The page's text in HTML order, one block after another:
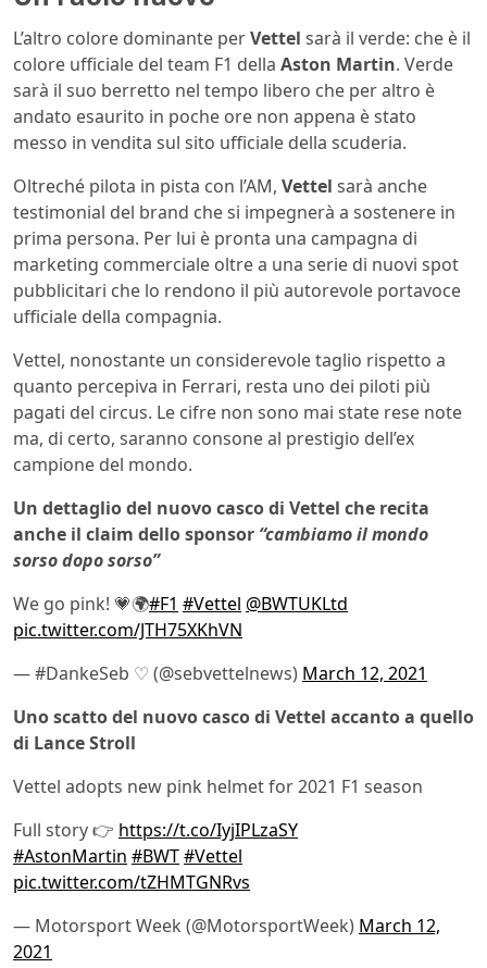
L’altro colore dominante perVettel sarà il verde: che è il
colore ufficiale del team F1 della Aston Martin. Verde
sarà il suo berretto nel tempo libero che per altro è
andato esaurito in poche ore non appena è stato
messo in vendita sul sito ufficiale della scuderia.
Oltreché pilota in pista con l’AM, Vettel sarà anche
testimonial del brand che si impegnerà a sostenere in
prima persona. Per lui è pronta una campagna di
marketing commerciale oltre a una serie di nuovi spot
pubblicitari che lo rendono il più autorevole portavoce
ufficiale della compagnia.
Vettel, nonostante un considerevole taglio rispetto a
quanto percepiva in Ferrari, resta uno dei piloti più
pagati del circus. Le cifre non sono mai state rese note
ma, di certo, saranno consone al prestigio dell’ex
campione del mondo.
Un dettaglio del nuovo casco di Vettel che recita
anche il claim dello sponsor “cambiamo il mondo
sorso dopo sorso”
We go pink! 💗🌍#F1 #Vettel @BWTUKLtd
pic.twitter.com/JTH75XKhVN
— #DankeSeb ♡ (@sebvettelnews) March 12, 2021
Uno scatto del nuovo casco di Vettel accanto a quello
di Lance Stroll
Vettel adopts new pink helmet for 2021 F1 season
Full story 👉 https://t.co/IyjIPLzaSY
#AstonMartin #BWT#Vettel
pic.twitter.com/tZHMTGNRvs
— Motorsport Week (@MotorsportWeek) March 12,
2021